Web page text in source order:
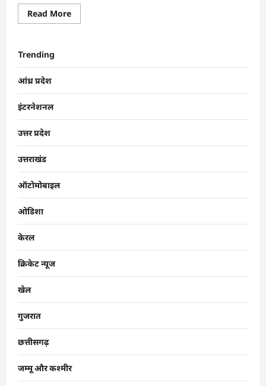
Read More
Trending
आंध्र प्रदेश
इंटरनेशनल
उत्तर प्रदेश
उत्तराखंड
ऑटोमोबाइल
ओडिशा
केरल
क्रिकेट न्यूज
खेल
गुजरात
छत्तीसगढ़
जम्मू और कश्मीर